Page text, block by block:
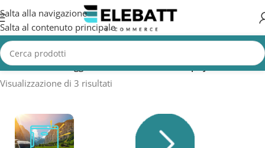
Salta alla navigazione
Salta al contenuto principale
Home/Prodotti taggati “batteria trazione deep cycle”
Visualizzazione di 3 risultati